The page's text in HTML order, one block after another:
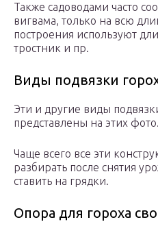
Также садоводами часто
вигвама, только на всю
построения используют
тростник и пр.
Виды подвязки
Эти и другие виды
представлены на этих фото.
Чаще всего все эти
разбирать после снятия
ставить на грядки.
Опора для гороха